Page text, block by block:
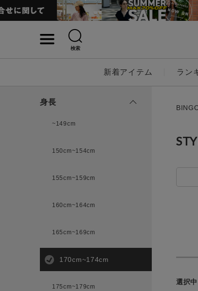
検索
新着アイテム ラン
キーワード
身長
~149cm
150cm~154cm
155cm~159cm
160cm~164cm
165cm~169cm
170cm~174cm
175cm~179cm